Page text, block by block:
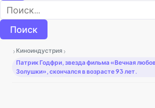
Найти:
› Киноиндустрия ›
Патрик Годфри, звезда фильма «Вечная
Золушки», скончался в возрасте 93 лет.